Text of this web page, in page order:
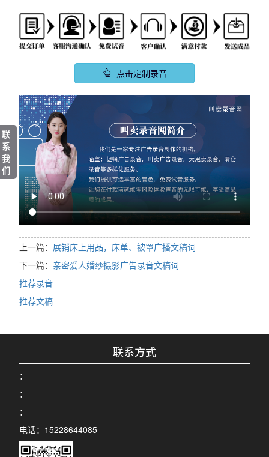
点击定制录音
上一篇： 展销床上用品，床单、被罩广播文稿词
下一篇： 亲密爱人婚纱摄影广告录音文稿词
推荐录音
推荐文稿
联系方式
：
：
：
电话：15228644085
联
系
我
们